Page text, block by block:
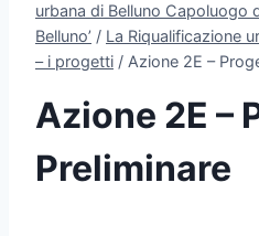
urbana di Belluno Capoluogo
Belluno’ / La Riqualificazione
– i progetti / Azione 2E –
Azione 2E –
Preliminare